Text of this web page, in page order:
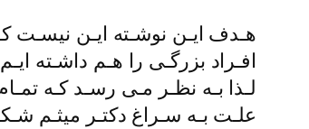
هـدف ایـن نوشـته ایـن نیسـت
افـراد بزرگـی را هـم داشـته
لـذا بـه نظـر مـی رسـد کـه
علـت بـه سـراغ دکتـر میثـم